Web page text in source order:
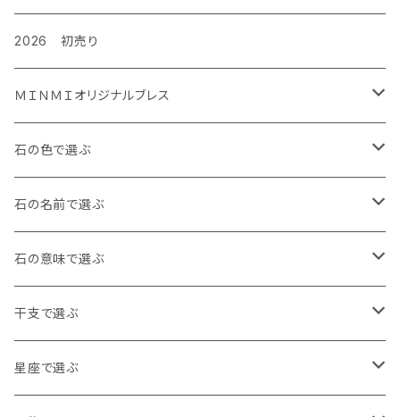
2026 初売り
ＭＩＮＭＩオリジナルブレス
金運ぐるぐるブレス
タイガーズアイ
レッドタイガーズアイ
ルビーぐるぐる負ける気がしねぇブレス
龍の手ブレス
右利き用8㎜
右利き用10㎜
月神様の縁日ブレス
水晶バージョン
十三仏ブレス
石の色で選ぶ
白・透明
黒・茶色
青
赤
石の名前で選ぶ
アイオライト
アイリスクォーツ
アクアマリン
石の意味で選ぶ
魔除け
健康・長寿
干支で選ぶ
子年 アンバー
星座で選ぶ